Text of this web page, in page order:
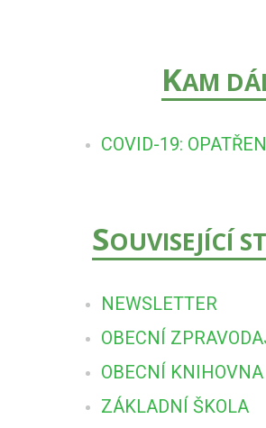
KAM
COVID-19:
SOUVISEJÍCÍ
NEWSLETTER
OBECNÍ
OBECNÍ KNIHOVNA
ZÁKLADNÍ ŠKOLA